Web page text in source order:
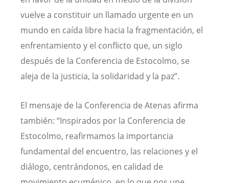
vuelve a constituir un llamado urgente en un
mundo en caída libre hacia la fragmentación, el
enfrentamiento y el conflicto que, un siglo
después de la Conferencia de Estocolmo, se
aleja de la justicia, la solidaridad y la paz”.
El mensaje de la Conferencia de Atenas afirma
también: “Inspirados por la Conferencia de
Estocolmo, reafirmamos la importancia
fundamental del encuentro, las relaciones y el
diálogo, centrándonos, en calidad de